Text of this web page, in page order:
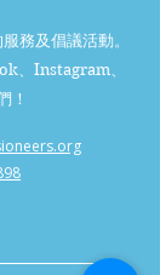
務及倡議活動。
、Instagram、
！